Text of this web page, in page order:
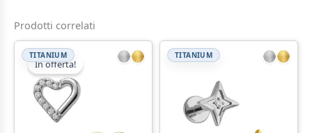
Prodotti correlati
In offerta!
TITANIUM TITANIUM